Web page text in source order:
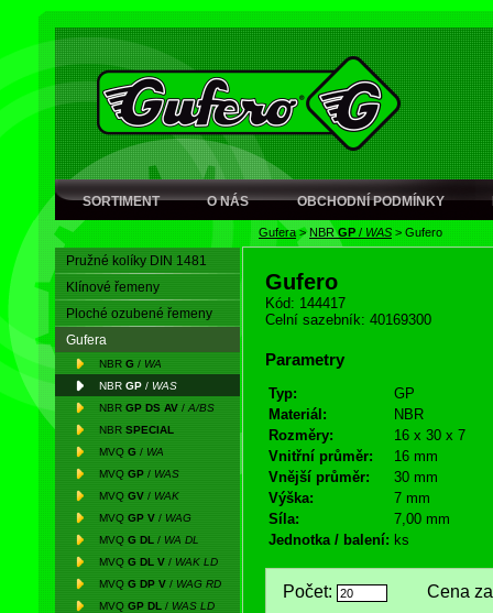
SORTIMENT O NÁS OBCHODNÍ PODMÍNKY
Gufera> NBRGP / WAS > Gufero
Pružné kolíky DIN 1481
Klínové řemeny
Ploché ozubené řemeny
Gufera
NBR G / WA
NBR GP / WAS
NBR GP DS AV / A/BS
NBR SPECIAL
MVQ G / WA
MVQ GP / WAS
MVQ GV / WAK
MVQ GP V / WAG
MVQ G DL / WA DL
MVQ G DL V / WAK LD
MVQ G DP V / WAG RD
MVQ GP DL / WAS LD
Gufero
Kód: 144417
Celní sazebník: 40169300
Parametry
Typ:
GP
Materiál:
NBR
Rozměry:
16 x 30 x 7
Vnitřní průměr:
16 mm
Vnější průměr:
30 mm
Výška:
7 mm
Síla:
7,00 mm
Jednotka / balení: ks
Počet: Cena za